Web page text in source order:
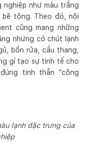
như màu trắng
bê tông. Theo đó, nội
cũng mang những
nhưng có chút lạnh
bồn rửa, cầu thang,
gỉ tạo sự tinh tế cho
tinh thần “công
lạnh đặc trưng của